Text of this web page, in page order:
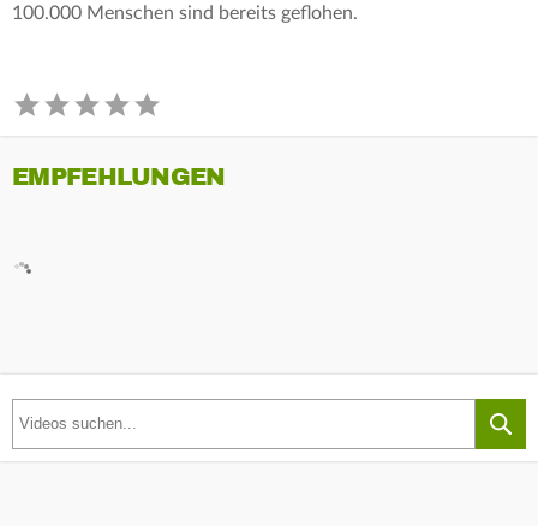
100.000 Menschen sind bereits geflohen.
EMPFEHLUNGEN